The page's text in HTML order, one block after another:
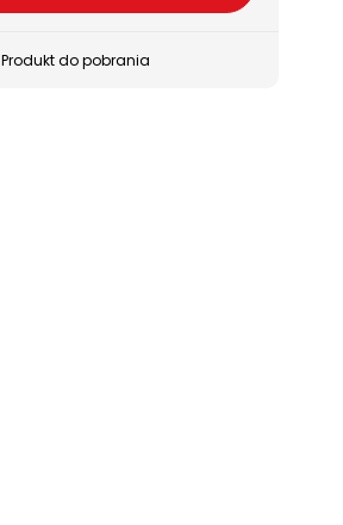
Produkt do pobrania